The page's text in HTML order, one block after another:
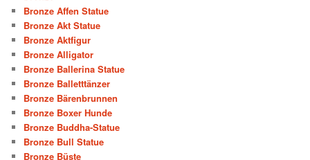
Bronze Affen Statue
Bronze Akt Statue
Bronze Aktfigur
Bronze Alligator
Bronze Ballerina Statue
Bronze Balletttänzer
Bronze Bärenbrunnen
Bronze Boxer Hunde
Bronze Buddha-Statue
Bronze Bull Statue
Bronze Büste